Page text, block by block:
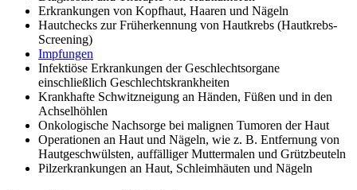
Erkrankungen von Kopfhaut, Haaren und Nägeln
Hautchecks zur Früherkennung von Hautkrebs (Hautkrebs-
Screening)
Impfungen
Infektiöse Erkrankungen der Geschlechtsorgane
einschließlich Geschlechtskrankheiten
Krankhafte Schwitzneigung an Händen, Füßen und in den
Achselhöhlen
Onkologische Nachsorge bei malignen Tumoren der Haut
Operationen an Haut und Nägeln, wie z. B. Entfernung von
Hautgeschwülsten, auffälliger Muttermalen und Grützbeuteln
Pilzerkrankungen an Haut, Schleimhäuten und Nägeln